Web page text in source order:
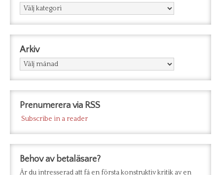
Kategorier
Arkiv
Arkiv
Prenumerera via RSS
Subscribe in a reader
Behov av betaläsare?
Är du intresserad att få en första konstruktiv kritik av en